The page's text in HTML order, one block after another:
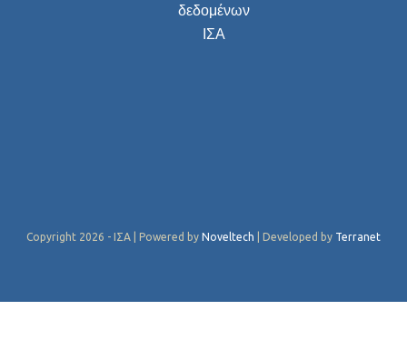
δεδομένων
ΙΣΑ
Copyright 2026 - ΙΣΑ | Powered by Noveltech | Developed by Terranet